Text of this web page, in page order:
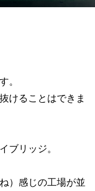
。
けることはできま
ブリッジ。
）感じの工場が並